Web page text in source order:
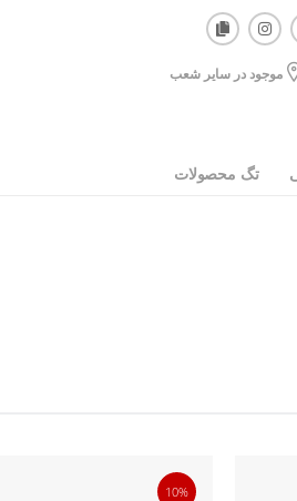
موجود در سایر شعب
تگ محصولات
10%